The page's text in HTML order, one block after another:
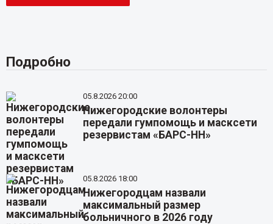
Подробно
05.8.2026 20:00
Нижегородские волонтеры
передали гумпомощь и масксети
резервистам «БАРС-НН»
05.8.2026 18:00
Нижегородцам назвали
максимальный размер
больничного в 2026 году